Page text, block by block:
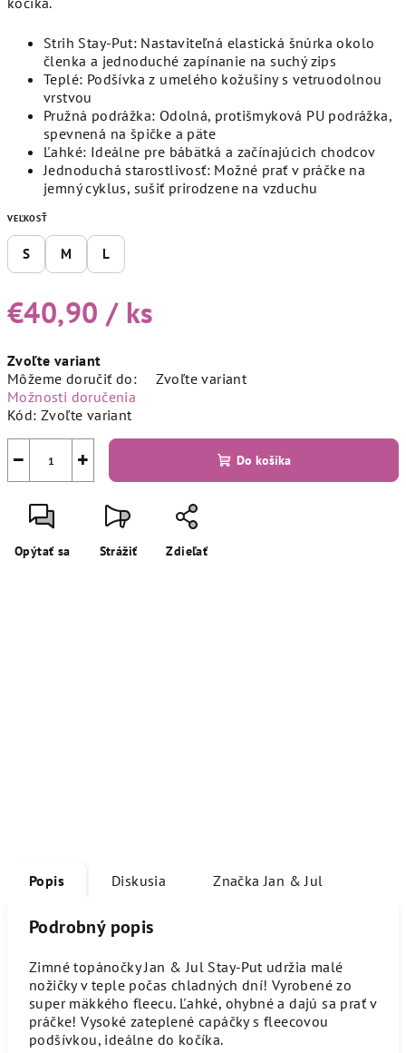
Strih Stay-Put: Nastaviteľná elastická šnúrka okolo
členka a jednoduché zapínanie na suchý zips
Teplé: Podšívka z umelého kožušiny s vetruodolnou
vrstvou
Pružná podrážka: Odolná, protišmyková PU podrážka,
spevnená na špičke a päte
Ľahké: Ideálne pre bábätká a začínajúcich chodcov
Jednoduchá starostlivosť: Možné prať v práčke na
jemný cyklus, sušiť prirodzene na vzduchu
VEĽKOSŤ
S M L
€40,90 / ks
cena:
Zvoľte variant
Môžeme doručiť do:
Zvoľte variant
Možnosti doručenia
Kód: Zvoľte variant
+
− Do košíka
Opýtať sa Strážiť Zdieľať
Popis Diskusia Značka Jan & Jul
Podrobný popis
Zimné topánočky Jan & Jul Stay-Put udržia malé
nožičky v teple počas chladných dní! Vyrobené zo
super mäkkého fleecu. Ľahké, ohybné a dajú sa prať v
práčke! Vysoké zateplené capáčky s fleecovou
podšívkou, ideálne do kočíka.